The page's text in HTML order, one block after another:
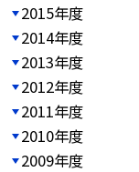
2015年度
2014年度
2013年度
2012年度
2011年度
2010年度
2009年度